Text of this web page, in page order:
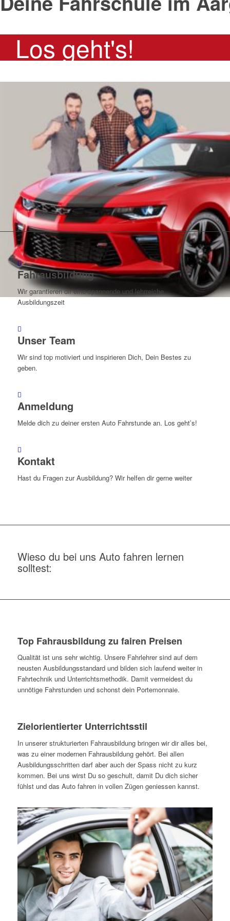
Los geht's!
Fahrausbildung
Wir garantieren dir eine spannende und lehrreiche
Ausbildungszeit
Unser Team
Wir sind top motiviert und inspirieren Dich, Dein Bestes zu
geben.
Anmeldung
Melde dich zu deiner ersten Auto Fahrstunde an. Los geht’s!
Kontakt
Hast du Fragen zur Ausbildung? Wir helfen dir gerne weiter
Wieso du bei uns Auto fahren lernen
solltest:
Top Fahrausbildung zu fairen Preisen
Qualität ist uns sehr wichtig. Unsere Fahrlehrer sind auf dem
neusten Ausbildungsstandard und bilden sich laufend weiter in
Fahrtechnik und Unterrichtsmethodik. Damit vermeidest du
unnötige Fahrstunden und schonst dein Portemonnaie.
Zielorientierter Unterrichtsstil
In unserer strukturierten Fahrausbildung bringen wir dir alles bei,
was zu einer modernen Fahrausbildung gehört. Bei allen
Ausbildungsschritten darf aber auch der Spass nicht zu kurz
kommen. Bei uns wirst Du so geschult, damit Du dich sicher
fühlst und das Auto fahren in vollen Zügen geniessen kannst.